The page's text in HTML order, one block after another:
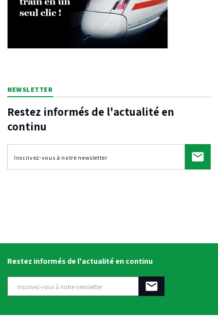
NEWSLETTER
Restez informés de l'actualité en
continu
Restez informés de l'actualité en continu